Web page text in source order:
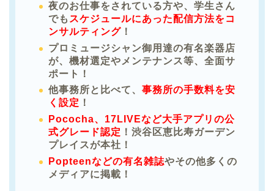
夜のお仕事をされている方や、学生さん
でも スケジュールにあった配信方法をコ
ンサルティング ！
プロミュージシャン御用達の有名楽器店
が、機材選定やメンテナンス等、全面サ
ポート！
他事務所と比べて、 事務所の手数料を安
く設定 ！
Pococha、17LIVEなど大手アプリの公
式グレード認定 ！渋谷区恵比寿ガーデン
プレイスが本社！
Popteenなどの有名雑誌やその他多くの
メディアに掲載！